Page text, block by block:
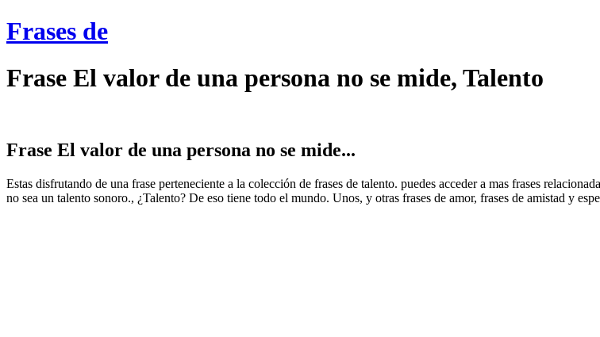
Frases de
Frase El valor de una persona no se mide, Talento
Frase El valor de una persona no se mide...
Estas disfrutando de una frase perteneciente a la colección de frases de talento. puedes acceder a mas frases
no sea un talento sonoro., ¿Talento? De eso tiene todo el mundo. Unos, y otras frases de amor, frases de amistad y